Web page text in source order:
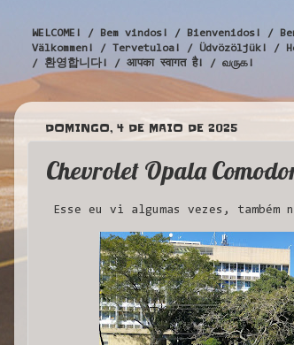
WELCOME! / Bem vindos! / Bienvenidos!
Välkommen! / Tervetuloa! / Üdvözöljük! /
/ 환영합니다! / आपका स्वागत है! / வருக!
DOMINGO, 4 DE MAIO DE 2025
Chevrolet Opala
Esse eu vi algumas vezes, também